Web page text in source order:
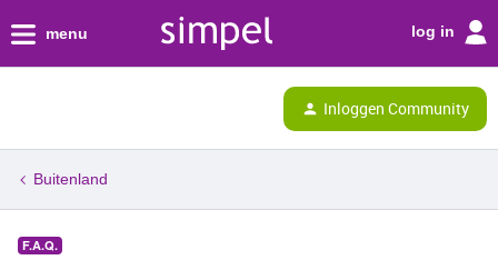
menu log in
Inloggen Community
Buitenland
F.A.Q.